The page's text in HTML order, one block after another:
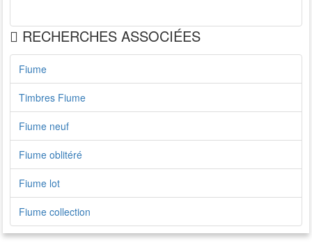
RECHERCHES ASSOCIÉES
Fiume
Timbres Fiume
Fiume neuf
Fiume oblitéré
Fiume lot
Fiume collection